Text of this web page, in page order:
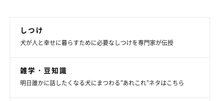
しつけ
犬が人と幸せに暮らすために必要なしつけを専門家が伝授
雑学・豆知識
明日誰かに話したくなる犬にまつわる”あれこれ”ネタはこちら